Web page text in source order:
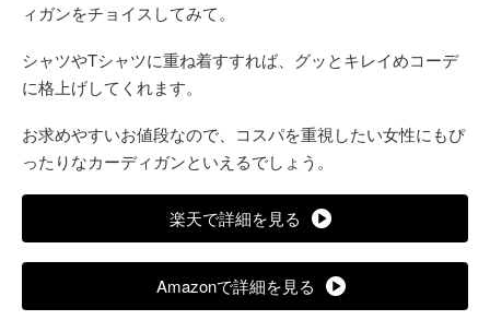
ィガンをチョイスしてみて。
シャツやTシャツに重ね着すすれば、グッとキレイめコーデ
に格上げしてくれます。
お求めやすいお値段なので、コスパを重視したい女性にもぴ
ったりなカーディガンといえるでしょう。
楽天で詳細を見る
Amazonで詳細を見る